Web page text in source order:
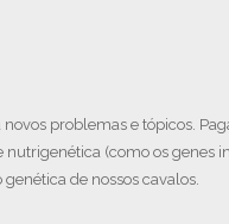
problemas e tópicos.
(como os genes
de nossos cavalos.